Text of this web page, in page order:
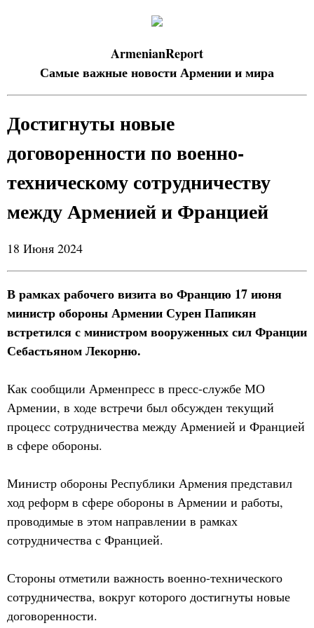
ArmenianReport
Самые важные новости Армении и мира
Достигнуты новые
договоренности по военно-
техническому сотрудничеству
между Арменией и Францией
18 Июня 2024
В рамках рабочего визита во Францию 17 июня
министр обороны Армении Сурен Папикян
встретился с министром вооруженных сил Франции
Себастьяном Лекорню.
Как сообщили Арменпресс в пресс-службе МО
Армении, в ходе встречи был обсужден текущий
процесс сотрудничества между Арменией и Францией
в сфере обороны.
Министр обороны Республики Армения представил
ход реформ в сфере обороны в Армении и работы,
проводимые в этом направлении в рамках
сотрудничества с Францией.
Стороны отметили важность военно-технического
сотрудничества, вокруг которого достигнуты новые
договоренности.